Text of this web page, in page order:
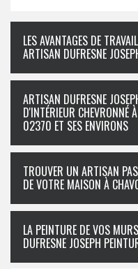
LES AVANTAGES DE
ARTISAN DUFRESNE
ARTISAN DUFRESNE
D'INTÉRIEUR CHEVRONNÉ
02370 ET SES ENVIRONS
TROUVER UN ARTISAN
DE VOTRE MAISON À
LA PEINTURE DE VOS
DUFRESNE JOSEPH